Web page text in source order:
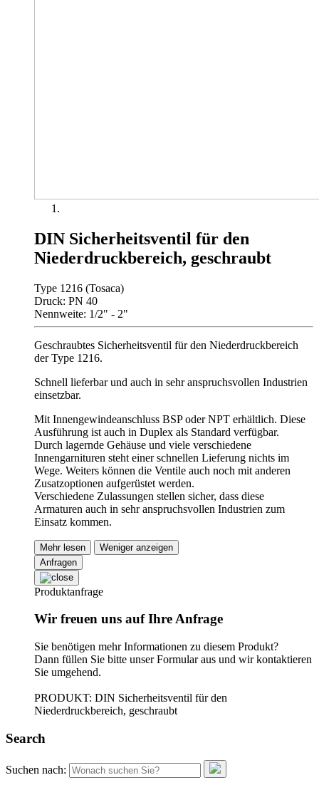
DIN Sicherheitsventil für den
Niederdruckbereich, geschraubt
Type 1216 (Tosaca)
Druck: PN 40
Nennweite: 1/2" - 2"
Geschraubtes Sicherheitsventil für den Niederdruckbereich
der Type 1216.
Schnell lieferbar und auch in sehr anspruchsvollen Industrien
einsetzbar.
Mit Innengewindeanschluss BSP oder NPT erhältlich. Diese
Ausführung ist auch in Duplex als Standard verfügbar.
Durch lagernde Gehäuse und viele verschiedene
Innengarnituren steht einer schnellen Lieferung nichts im
Wege. Weiters können die Ventile auch noch mit anderen
Zusatzoptionen aufgerüstet werden.
Verschiedene Zulassungen stellen sicher, dass diese
Armaturen auch in sehr anspruchsvollen Industrien zum
Einsatz kommen.
Mehr lesen
Weniger anzeigen
Anfragen
Produktanfrage
Wir freuen uns auf Ihre Anfrage
Sie benötigen mehr Informationen zu diesem Produkt?
Dann füllen Sie bitte unser Formular aus und wir kontaktieren
Sie umgehend.
PRODUKT: DIN Sicherheitsventil für den
Niederdruckbereich, geschraubt
Search
Suchen nach: